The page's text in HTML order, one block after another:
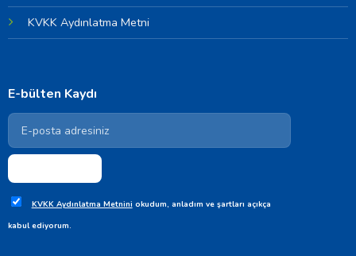
KVKK Aydınlatma Metni
E-bülten Kaydı
KVKK Aydınlatma Metnini okudum, anladım ve şartları açıkça
kabul ediyorum.